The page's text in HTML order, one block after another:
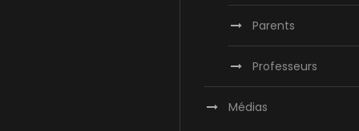
Parents
Professeurs
Médias